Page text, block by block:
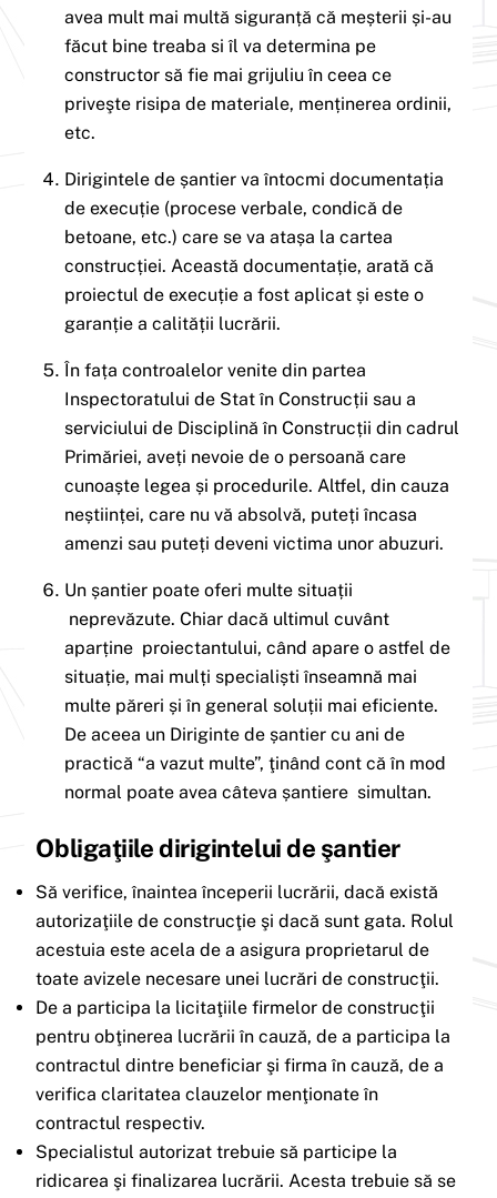
avea mult mai multă siguranță că meșterii și-au
făcut bine treaba si îl va determina pe
constructor să fie mai grijuliu în ceea ce
priveşte risipa de materiale, menținerea ordinii,
etc.
Dirigintele de șantier va întocmi documentația
de execuție (procese verbale, condică de
betoane, etc.) care se va atașa la cartea
construcției. Această documentație, arată că
proiectul de execuție a fost aplicat și este o
garanție a calității lucrării.
În fața controalelor venite din partea
Inspectoratului de Stat în Construcții sau a
serviciului de Disciplină în Construcții din cadrul
Primăriei, aveți nevoie de o persoană care
cunoaște legea și procedurile. Altfel, din cauza
neștiinței, care nu vă absolvă, puteți încasa
amenzi sau puteți deveni victima unor abuzuri.
Un șantier poate oferi multe situații
neprevăzute. Chiar dacă ultimul cuvânt
aparține proiectantului, când apare o astfel de
situație, mai mulți specialiști înseamnă mai
multe păreri și în general soluții mai eficiente.
De aceea un Diriginte de șantier cu ani de
practică “a vazut multe”, ţinând cont că în mod
normal poate avea câteva șantiere simultan.
Obligaţiile dirigintelui de şantier
Să verifice, înaintea începerii lucrării, dacă există
autorizaţiile de construcţie şi dacă sunt gata. Rolul
acestuia este acela de a asigura proprietarul de
toate avizele necesare unei lucrări de construcţii.
De a participa la licitaţiile firmelor de construcţii
pentru obţinerea lucrării în cauză, de a participa la
contractul dintre beneficiar şi firma în cauză, de a
verifica claritatea clauzelor menţionate în
contractul respectiv.
Specialistul autorizat trebuie să participe la
ridicarea şi finalizarea lucrării. Acesta trebuie să se